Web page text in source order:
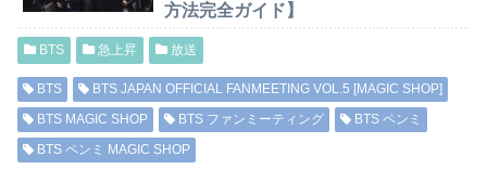
方法完全ガイド】
BTS 急上昇 放送
BTS
BTS JAPAN OFFICIAL FANMEETING VOL.5 [MAGIC SHOP]
BTS MAGIC SHOP
BTS ファンミーティング
BTS ペンミ
BTS ペンミ MAGIC SHOP